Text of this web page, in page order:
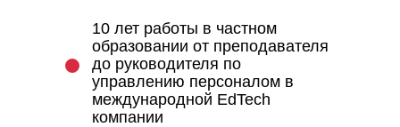
10 лет работы в частном
образовании от преподавателя
до руководителя по
управлению персоналом в
международной EdTech
компании